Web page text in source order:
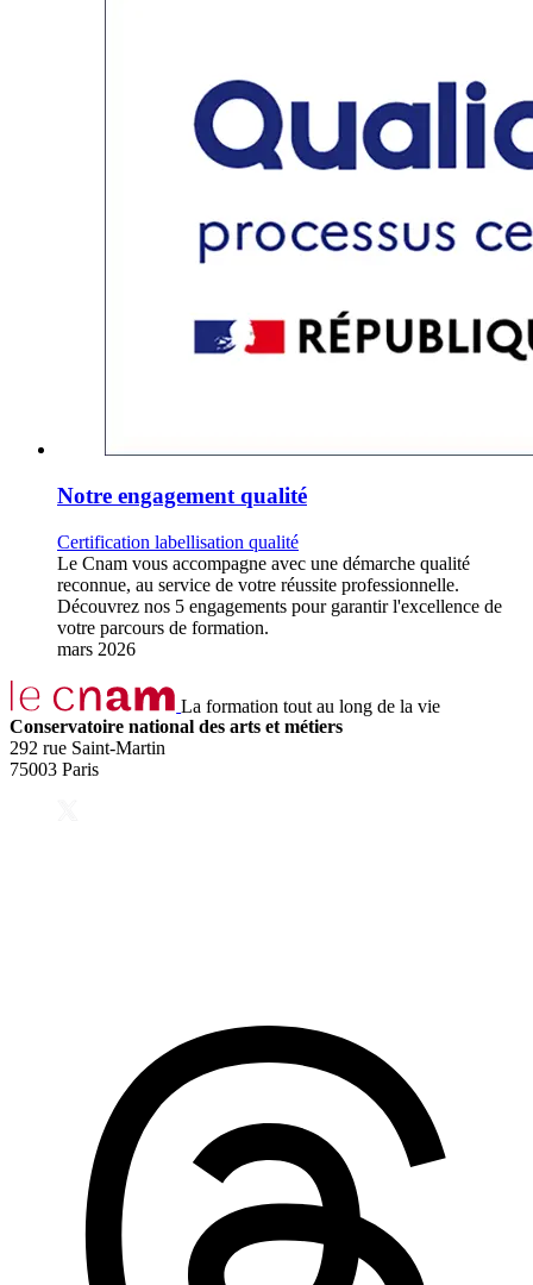
Notre engagement qualité
Certification labellisation qualité
Le Cnam vous accompagne avec une démarche qualité
reconnue, au service de votre réussite professionnelle.
Découvrez nos 5 engagements pour garantir l'excellence de
votre parcours de formation.
mars 2026
La formation tout au long de la vie
Conservatoire national des arts et métiers
292 rue Saint-Martin
75003 Paris